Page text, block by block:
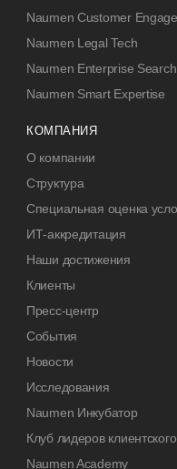
Naumen Customer
Naumen Legal Tech
Naumen Enterprise Search
Naumen Smart Expertise
КОМПАНИЯ
О компании
Структура
Специальная оценка
ИТ-аккредитация
Наши достижения
Клиенты
Пресс-центр
События
Новости
Исследования
Naumen Инкубатор
Клуб лидеров
Naumen Academy